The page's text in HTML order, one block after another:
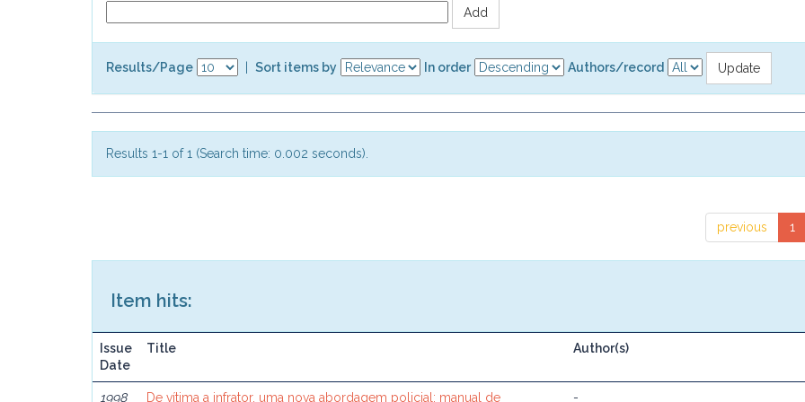
Results/Page Sort items by In order Authors/record
Results 1-1 of 1 (Search time: 0.002 seconds).
previous 1
Item hits:
Issue
Date
Title Author(s)
1998 De vítima a infrator, uma nova abordagem policial: manual de -